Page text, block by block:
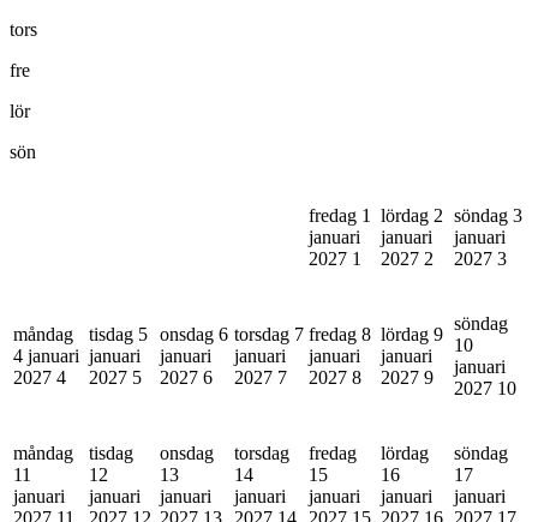
tors
fre
lör
sön
fredag 1
januari
2027 1
lördag 2
januari
2027 2
söndag 3
januari
2027 3
måndag
4 januari
2027 4
tisdag 5
januari
2027 5
onsdag 6
januari
2027 6
torsdag 7
januari
2027 7
fredag 8
januari
2027 8
lördag 9
januari
2027 9
söndag
10
januari
2027 10
måndag
11
januari
2027 11
tisdag
12
januari
2027 12
onsdag
13
januari
2027 13
torsdag
14
januari
2027 14
fredag
15
januari
2027 15
lördag
16
januari
2027 16
söndag
17
januari
2027 17